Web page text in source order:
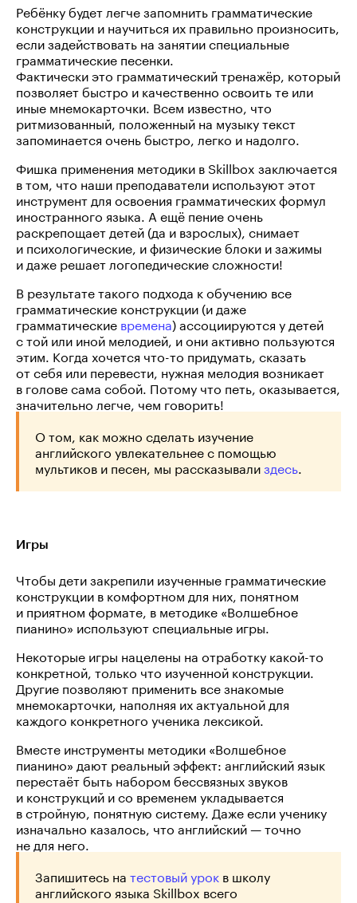
Ребёнку будет легче запомнить грамматические
конструкции и научиться их правильно произносить,
если задействовать на занятии специальные
грамматические песенки.
Фактически это грамматический тренажёр, который
позволяет быстро и качественно освоить те или
иные мнемокарточки. Всем известно, что
ритмизованный, положенный на музыку текст
запоминается очень быстро, легко и надолго.
Фишка применения методики в Skillbox заключается
в том, что наши преподаватели используют этот
инструмент для освоения грамматических формул
иностранного языка. А ещё пение очень
раскрепощает детей (да и взрослых), снимает
и психологические, и физические блоки и зажимы
и даже решает логопедические сложности!
В результате такого подхода к обучению все
грамматические конструкции (и даже
грамматические времена) ассоциируются у детей
с той или иной мелодией, и они активно пользуются
этим. Когда хочется что-то придумать, сказать
от себя или перевести, нужная мелодия возникает
в голове сама собой. Потому что петь, оказывается,
значительно легче, чем говорить!
О том, как можно сделать изучение
английского увлекательнее с помощью
мультиков и песен, мы рассказывализдесь.
Игры
Чтобы дети закрепили изученные грамматические
конструкции в комфортном для них, понятном
и приятном формате, в методике «Волшебное
пианино» используют специальные игры.
Некоторые игры нацелены на отработку какой-то
конкретной, только что изученной конструкции.
Другие позволяют применить все знакомые
мнемокарточки, наполняя их актуальной для
каждого конкретного ученика лексикой.
Вместе инструменты методики «Волшебное
пианино» дают реальный эффект: английский язык
перестаёт быть набором бессвязных звуков
и конструкций и со временем укладывается
в стройную, понятную систему. Даже если ученику
изначально казалось, что английский — точно
не для него.
Запишитесь на тестовый урок в школу
английского языка Skillbox всего